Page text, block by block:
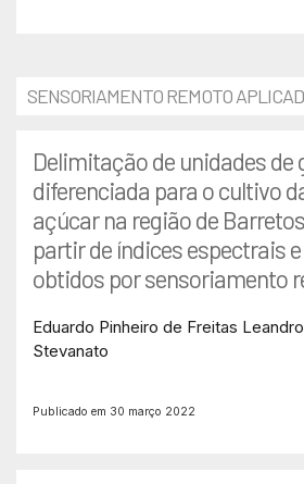
SENSORIAMENTO REMOTO
Delimitação de unidades de
diferenciada para o cultivo
açúcar na região de
partir de índices espectrais
obtidos por sensoriamento
Eduardo Pinheiro de Freitas
Stevanato
Publicado em 30 março 2022